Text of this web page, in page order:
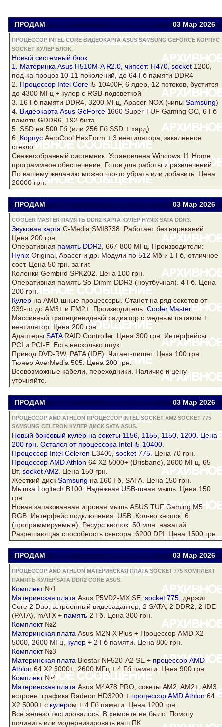
ПРОДАМ Viator viatora@ukr.net 03 Мар2026
ПРОЦЕССОР INTEL CORE ВИДЕОКАРТА ASUS SAMSUNG GEFORCE КОРПУС
SOCKET КУЛЕР БЛОК.
Новый системный блок
1. Материнка Asus H510M-A R2.0, чипсет: H470, socket 1200,
под-ка процов 10-11 поколений, до 64 Гб памяти DDR4
2. Процессор Intel Core i5-10400F, 6 ядер, 12 потоков, бустится
до 4300 МГц + кулер c RGB-подсветкой
3. 16 Гб памяти DDR4, 3200 МГц, Apacer NOX (чипы Samsung)
4.Видеокарта Asus GeForce1660 Super TUF Gaming OC, 6 Гб
памяти GDDR6, 192 бита
5. SSD на 500 Гб (или 256 Гб SSD + хард)
6. Корпус AeroCool HexForm + 3 вентилятора, закалённое
стекло
Свежесобранный системник. Установлена Windows 11 Home,
программное обеспечение. Готов для работы и развлечений.
По вашему желанию можно что-то убрать или добавить. Цена
20000 грн.
ПРОДАМ Viator viatora@ukr.net 03 Мар2026
COOLER MASTER ПАМЯТЬ DDR2 КАРТА КУЛЕР HYNIX SATA DDR3.
Звуковая карта C-Media SMI8738. Работает без нареканий.
Цена 200 грн.
Оперативная память DDR2 , 667-800 МГц. Производители:
HynixOriginal, Apacer и др. Модули по 512 Мб и 1 Гб, отличное
сост. Цена 50 грн. за гиг.
Колонки Gembird SPK202. Цена 100 грн.
Оперативная память So-Dimm DDR3 (ноутбучная). 4 Гб. Цена
200 грн.
Кулер на AMD-шные процессоры. Станет на ряд сокетов от
939-го до AM3+ и FM2+. Производитель: Cooler Master.
Массивный трапециевидный радиатор с медным пятаком +
вентилятор. Цена 200 грн.
Адаптеры SATARAID Controller. Цена 300 грн. Интерфейсы:
PCI и PCI-E. Есть несколько штук.
Привод DVD-RW, PATA (IDE). Читает-пишет. Цена 100 грн.
Тюнер AverMedia 505. Цена 200 грн.
Всевозможные кабели, переходники. Наличие и цену
уточняйте.
ПРОДАМ Viator viatora@ukr.net 03 Мар2026
ПРОЦЕССОР AMD ATHLON ПРОЦЕССОР INTEL SOCKET AM2 SOCKET 775
SAMSUNG CELERON КУЛЕР ДИСК SATA ASUS.
Новый боксовый кулер на сокеты 1156, 1155, 1150, 1200. Цена
200 грн. Остался от процессора Intel i5-10400.
Процессор Intel CeleronE3400, socket 775. Цена 70 грн.
Процессор AMD Athlon 64 Х2 5000+ (Brisbane), 2600 МГц, 65
Вт, socket AM2 . Цена 150 грн.
Жесткий диск Samsung на 160 Гб, SATA . Цена 150 грн.
Мышка Logitech B100. Надёжная USB-шная мышь. Цена 150
грн.
Новая запакованная игровая мышь ASUS TUF Gaming M5
RGB. Интерфейс подключения: USB. Кол-во кнопок: 6
(программируемые). Ресурс кнопок: 50 млн. нажатий.
Разрешающая способность сенсора: 6200 DPI. Цена 1500 грн.
ПРОДАМ Viator viatora@ukr.net 03 Мар2026
ПРОЦЕССОР AMD ATHLON МАТЕРИНСКАЯ ПЛАТА SOCKET 775 КОМПЛЕКТ
ПАМЯТЬ КУЛЕР SATA DDR2 CORE ASUS.
Комплект№1
Материнская плата Asus P5VD2-MX SE, socket 775 , держит
Core2 Duo, встроенный видеоадаптер, 2SATA , 2 DDR2 , 2 IDE
(PATA), mATX + память 2 Гб. Цена 300 грн.
Комплект№2
Материнская плата Asus M2N-X Plus + Процессор AMD X2
5000, 2600 МГц,кулер+ 2 Гб памяти. Цена 800 грн.
Комплект№3
Материнская плата Biostar NF520-A2 SE + процессор AMD
Athlon 64 Х2 5000+, 2600 МГц + 4 Гб памяти. Цена 900 грн.
Комплект№4
Материнская плата Asus M4A78 PRO, сокеты AM2, AM2+, AM3,
встроен. графика Radeon HD3200 + процессор AMD Athlon64
Х2 5000+ скулером + 4 Гб памяти. Цена 1200 грн.
Всё железо тестировалось. В ремонте не было. Помогу
починить или модернизировать ваш ПК.